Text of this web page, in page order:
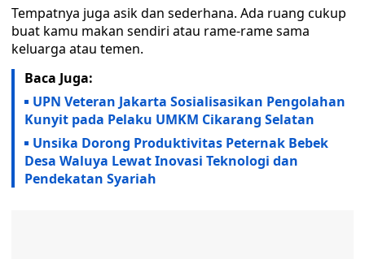
Tempatnya juga asik dan sederhana. Ada ruang cukup
buat kamu makan sendiri atau rame-rame sama
keluarga atau temen.
Baca Juga:
UPN Veteran Jakarta Sosialisasikan Pengolahan
Kunyit pada Pelaku UMKM Cikarang Selatan
Unsika Dorong Produktivitas Peternak Bebek
Desa Waluya Lewat Inovasi Teknologi dan
Pendekatan Syariah